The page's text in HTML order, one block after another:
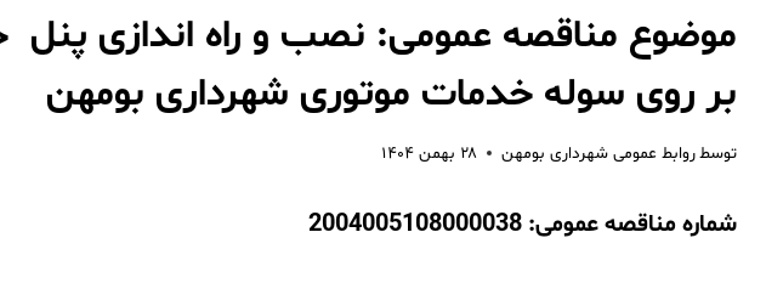
موضوع مناقصه عمومی: نصب و راه اندازی
بر روی سوله خدمات موتوری شهرداری بومهن
توسطروابط عمومی شهرداری بومهن ۲۸ بهمن ۱۴۰۴
شماره مناقصه عمومی: 2004005108000038